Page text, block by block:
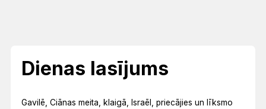
Dienas lasījums
Gavilē, Ciānas meita, klaigā, Israēl, priecājies un līksmo